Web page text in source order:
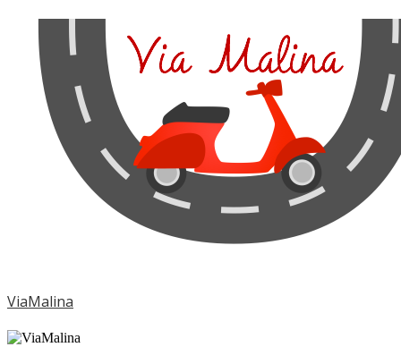
ViaMalina